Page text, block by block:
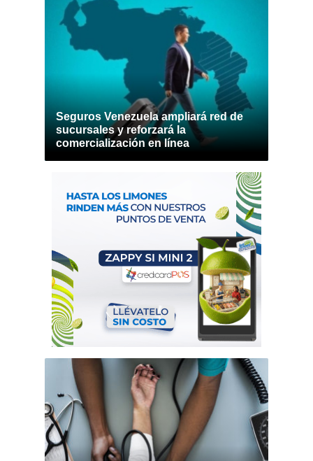
Seguros Venezuela ampliará red de
sucursales y reforzará la
comercialización en línea